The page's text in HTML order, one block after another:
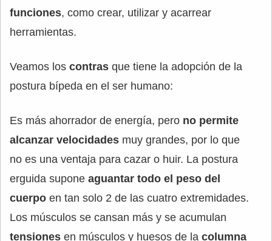
funciones, como crear, utilizar y acarrear
herramientas.
Veamos los contras que tiene la adopción de la
postura bípeda en el ser humano:
Es más ahorrador de energía, pero no permite
alcanzar velocidades muy grandes, por lo que
no es una ventaja para cazar o huir. La postura
erguida supone aguantar todo el peso del
cuerpo en tan solo 2 de las cuatro extremidades.
Los músculos se cansan más y se acumulan
tensiones en músculos y huesos de la columna